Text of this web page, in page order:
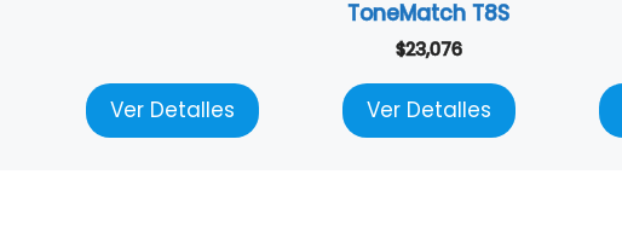
Ver Detalles
ToneMatch T8S
$23,076
Ver Detalles